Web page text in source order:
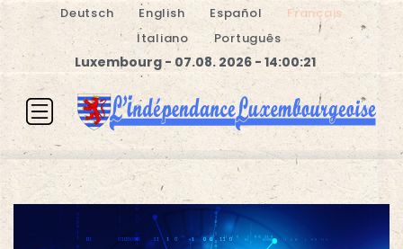
Deutsch English Español
Français
Italiano
Português
Luxembourg - 07.08. 2026 - 14:00:22